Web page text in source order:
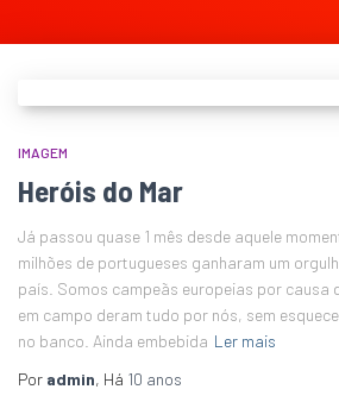
IMAGEM
Heróis do Mar
Já passou quase 1 mês desde aquele
milhões de portugueses ganharam um
país. Somos campeãs europeias por causa
em campo deram tudo por nós, sem
no banco. Ainda embebida Ler mais
Por admin, Há 10 anos